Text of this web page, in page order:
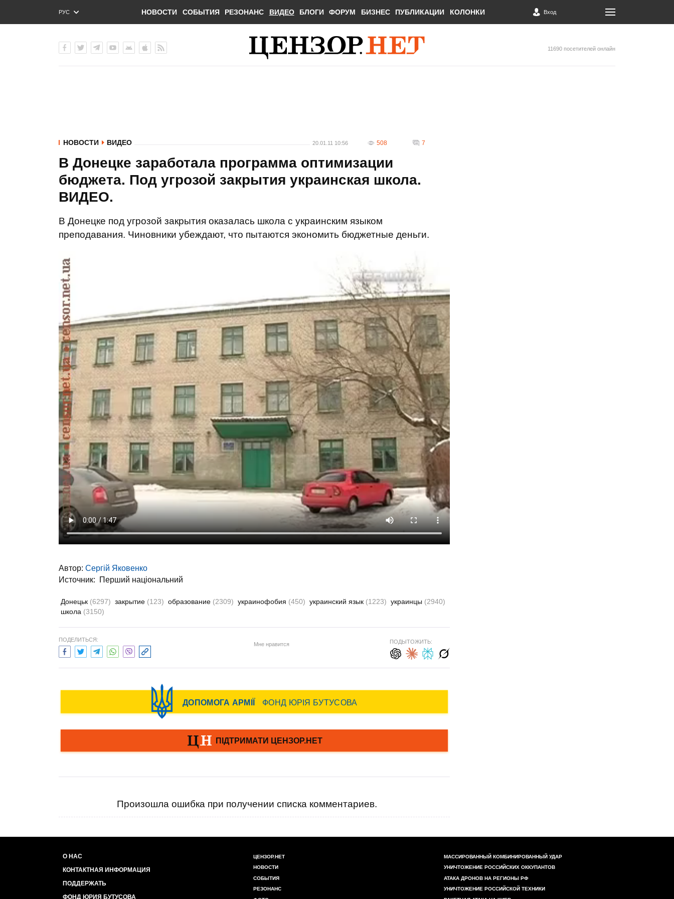
РУС
ENG
НОВОСТИ СОБЫТИЯ РЕЗОНАНС ВИДЕО БЛОГИ ФОРУМ БИЗНЕС ПУБЛИКАЦИИ КОЛОНКИ Вход
11690 посетителей онлайн
НОВОСТИ ВИДЕО 20.01.11 10:56 508 7
В Донецке заработала программа оптимизации
бюджета. Под угрозой закрытия украинская школа.
ВИДЕО.
В Донецке под угрозой закрытия оказалась школа с украинским языком
преподавания. Чиновники убеждают, что пытаются экономить бюджетные деньги.
Автор: Сергій Яковенко
Источник:
Перший національний
Донецьк (6297) закрытие (123) образование (2309) украинофобия (450) украинский язык (1223) украинцы (2940)
школа (3150)
ПОДЕЛИТЬСЯ:
Мне нравится ПОДЫТОЖИТЬ:
Произошла ошибка при получении списка комментариев.
О НАС
КОНТАКТНАЯ ИНФОРМАЦИЯ
ПОДДЕРЖАТЬ
ФОНД ЮРИЯ БУТУСОВА
ЦЕНЗОР.НЕТ
НОВОСТИ
СОБЫТИЯ
РЕЗОНАНС
МАССИРОВАННЫЙ КОМБИНИРОВАННЫЙ УДАР
УНИЧТОЖЕНИЕ РОССИЙСКИХ ОККУПАНТОВ
АТАКА ДРОНОВ НА РЕГИОНЫ РФ
УНИЧТОЖЕНИЕ РОССИЙСКОЙ ТЕХНИКИ